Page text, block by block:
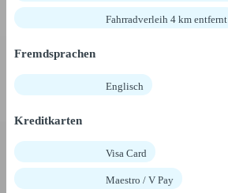
Fahrradverleih 4 km entfernt
Fremdsprachen
Englisch
Kreditkarten
Visa Card
Maestro / V Pay